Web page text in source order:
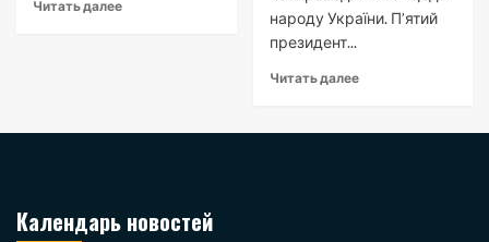
Читать далее
народу України. П’ятий
президент...
Читать далее
Календарь новостей